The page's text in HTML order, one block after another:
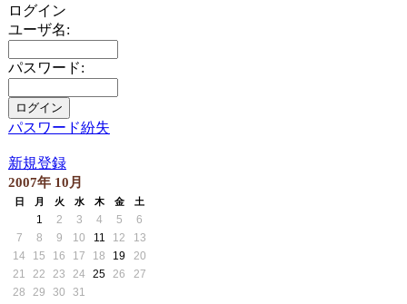
ログイン
ユーザ名:
パスワード:
パスワード紛失
新規登録
2007年 10月
日 月 火 水 木 金 土
1 2 3 4 5
6
7
8 9 10 11 12
13
14
15 16 17 18 19
20
21
22 23 24 25 26
27
28
29 30 31